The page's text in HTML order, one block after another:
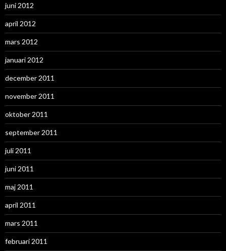
juni 2012
april 2012
mars 2012
januari 2012
december 2011
november 2011
oktober 2011
september 2011
juli 2011
juni 2011
maj 2011
april 2011
mars 2011
februari 2011